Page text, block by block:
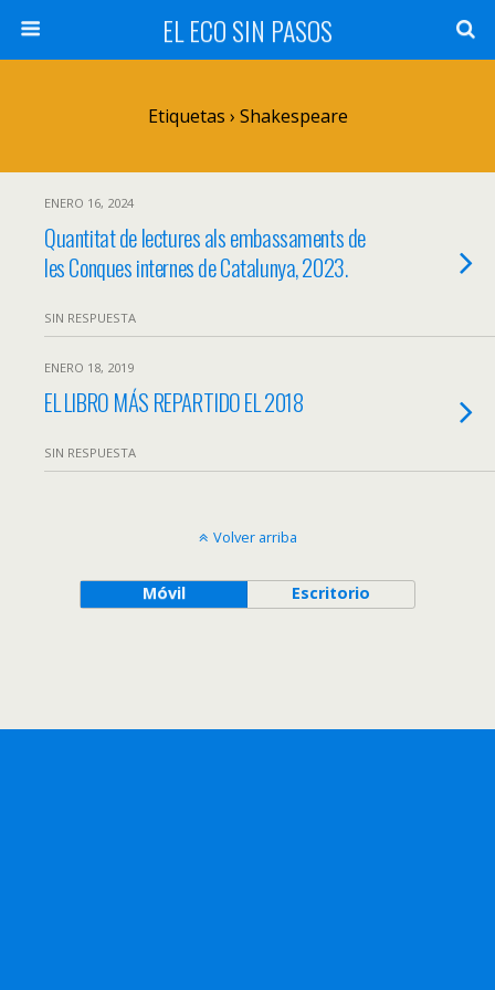
EL ECO SIN PASOS
Etiquetas › Shakespeare
ENERO 16, 2024
Quantitat de lectures als embassaments de
les Conques internes de Catalunya, 2023.
SIN RESPUESTA
ENERO 18, 2019
EL LIBRO MÁS REPARTIDO EL 2018
SIN RESPUESTA
Volver arriba
Móvil Escritorio